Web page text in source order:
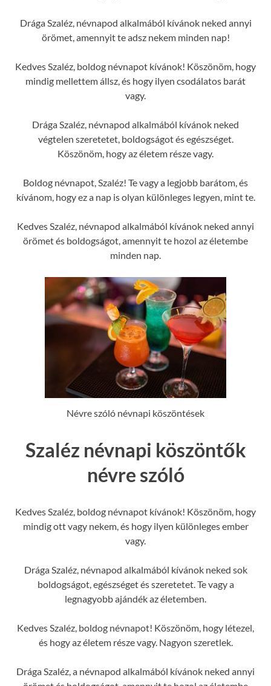
Drága Szaléz, névnapod alkalmából kívánok neked annyi
örömet, amennyit te adsz nekem minden nap!
Kedves Szaléz, boldog névnapot kívánok! Köszönöm, hogy
mindig mellettem állsz, és hogy ilyen csodálatos barát
vagy.
Drága Szaléz, névnapod alkalmából kívánok neked
végtelen szeretetet, boldogságot és egészséget.
Köszönöm, hogy az életem része vagy.
Boldog névnapot, Szaléz! Te vagy a legjobb barátom, és
kívánom, hogy ez a nap is olyan különleges legyen, mint te.
Kedves Szaléz, névnapod alkalmából kívánok neked annyi
örömet és boldogságot, amennyit te hozol az életembe
minden nap.
Névre szóló névnapi köszöntések
Szaléz névnapi köszöntők
névre szóló
Kedves Szaléz, boldog névnapot kívánok! Köszönöm, hogy
mindig ott vagy nekem, és hogy ilyen különleges ember
vagy.
Drága Szaléz, névnapod alkalmából kívánok neked sok
boldogságot, egészséget és szeretetet. Te vagy a
legnagyobb ajándék az életemben.
Kedves Szaléz, boldog névnapot! Köszönöm, hogy létezel,
és hogy az életem része vagy. Nagyon szeretlek.
Drága Szaléz, a névnapod alkalmából kívánok neked annyi